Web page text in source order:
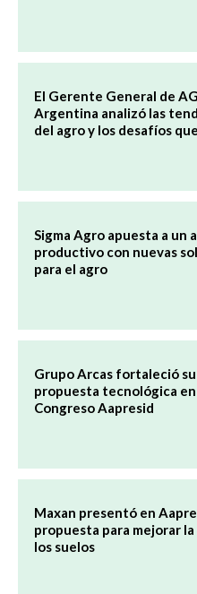
El Gerente General de
Argentina analizó las
del agro y los desafíos
Sigma Agro apuesta a un
productivo con nuevas
para el agro
Grupo Arcas fortaleció su
propuesta tecnológica
Congreso Aapresid
Maxan presentó en
propuesta para mejorar la
los suelos